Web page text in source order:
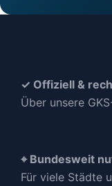
✓ Offiziell &
Über unsere
⌖ Bundesweit
Für viele Städte